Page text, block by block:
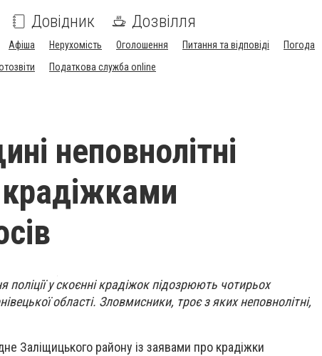
Довідник Дозвілля
Афіша Нерухомість Оголошення Питання та відповіді
Погода
Податкова служба online
неповнолітні
поліції у скоєнні крадіжок підозрюють чотирьох
області. Зловмисники, троє з яких неповнолітні,
Заліщицького району із заявами про крадіжки